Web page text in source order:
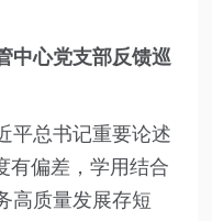
中心党支部反馈巡
平总书记重要论述
有偏差，学用结合
高质量发展存短